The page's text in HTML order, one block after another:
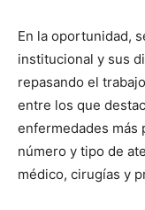
En la oportunidad,
institucional y sus
repasando el
entre los que
enfermedades más
número y tipo de
médico, cirugías y